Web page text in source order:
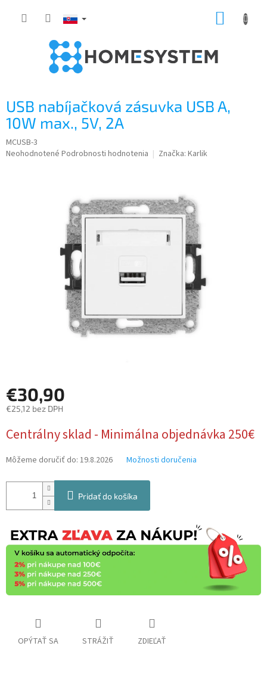
USB nabíjačková zásuvka USB A,
10W max., 5V, 2A
MCUSB-3
Priemerné
Neohodnotené Podrobnosti hodnotenia Značka: Karlik
€30,90
€25,12 bez DPH
cena:
Centrálny sklad - Minimálna objednávka 250€
Môžeme doručiť do: 19.8.2026 Možnosti doručenia
Pridať do košíka
OPÝTAŤ SA STRÁŽIŤ ZDIEĽAŤ